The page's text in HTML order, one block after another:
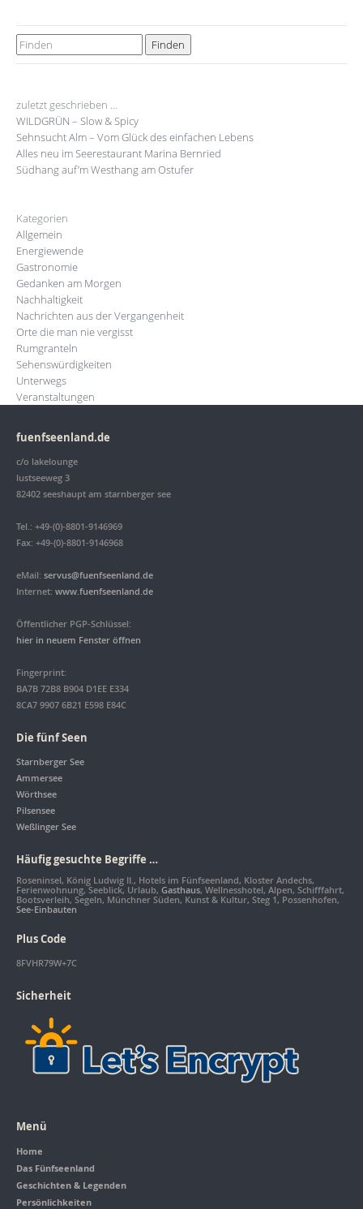
zuletzt geschrieben …
WILDGRÜN – Slow & Spicy
Sehnsucht Alm – Vom Glück des einfachen Lebens
Alles neu im Seerestaurant Marina Bernried
Südhang auf’m Westhang am Ostufer
Kategorien
Allgemein
Energiewende
Gastronomie
Gedanken am Morgen
Nachhaltigkeit
Nachrichten aus der Vergangenheit
Orte die man nie vergisst
Rumgranteln
Sehenswürdigkeiten
Unterwegs
Veranstaltungen
fuenfseenland.de
c/o lakelounge
lustseeweg 3
82402 seeshaupt am starnberger see
Tel.: +49-(0)-8801-9146969
Fax: +49-(0)-8801-9146968
eMail: servus@fuenfseenland.de
Internet: www.fuenfseenland.de
Öffentlicher PGP-Schlüssel:
hier in neuem Fenster öffnen
Fingerprint:
BA7B 72B8 B904 D1EE E334
8CA7 9907 6B21 E598 E84C
Die fünf Seen
Starnberger See
Ammersee
Wörthsee
Pilsensee
Weßlinger See
Häufig gesuchte Begriffe …
Roseninsel, König Ludwig II., Hotels im Fünfseenland, Kloster Andechs,
Ferienwohnung, Seeblick, Urlaub, Gasthaus, Wellnesshotel, Alpen, Schifffahrt,
Bootsverleih, Segeln, Münchner Süden, Kunst & Kultur, Steg 1, Possenhofen,
See-Einbauten
Plus Code
8FVHR79W+7C
Sicherheit
Menü
Home
Das Fünfseenland
Geschichten & Legenden
Persönlichkeiten